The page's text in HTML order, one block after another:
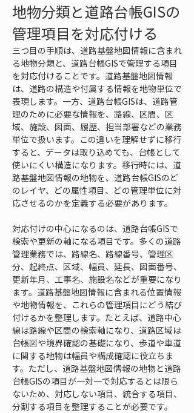
地物分類と道路台帳GISの
管理項目を対応付ける
三つ目の手順は、道路基盤地図情報に含まれ
る地物分類と、道路台帳GISで管理する項目
を対応付けることです。道路基盤地図情報
は、道路の構造や付属する情報を地物単位で
表現します。一方、道路台帳GISは、道路管
理のために必要な情報を、路線、区間、区
域、施設、図面、履歴、担当部署などの業務
単位で扱います。この違いを理解せずに移行
すると、データは取り込めても、台帳として
使いにくい構造になります。移行時には、道
路基盤地図情報の地物を、道路台帳GISのど
のレイヤ、どの属性項目、どの管理単位に対
応させるのかを定義する必要があります。
対応付けの中心になるのは、道路台帳GISで
検索や更新の軸になる項目です。多くの道路
管理業務では、路線名、路線番号、管理区
分、起終点、区域、幅員、延長、図面番号、
更新年月、工事名、施設名などが重要になり
ます。道路基盤地図情報に含まれる位置情報
や地物情報を、これらの管理項目にどう結び
付けるかを整理します。たとえば、道路中心
線は路線や区間の検索軸になり、道路区域は
台帳図や境界確認の基礎になり、歩道や車道
に関する地物は幅員や構成確認に役立ちま
す。ただし、道路基盤地図情報の地物と道路
台帳GISの項目が一対一で対応するとは限ら
ないため、対応しない項目、統合する項目、
分割する項目を整理することが必要です。